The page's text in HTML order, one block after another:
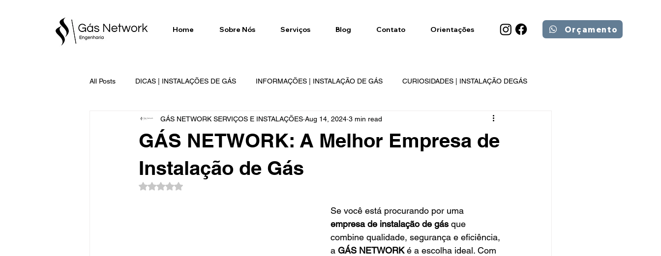
Home Sobre Nós Serviços Blog Contato Orientações Orçamento
All Posts DICAS | INSTALAÇÕES DE GÁS INFORMAÇÕES | INSTALAÇÃO DE GÁS CURIOSIDADES | INSTALAÇÃO DEGÁS
SERVIÇOS EXECUTADOS | GÁS NETWORK GÁS NETWORK REGIÕES DE ATENDIMENTO
GÁS NETWORK: A Melhor Empresa de
Instalação de Gás
GÁS NETWORK SERVIÇOS E INSTALAÇÕES Aug 14, 2024 3 min read
Rated NaN out of 5 stars.
Se você está procurando por uma
empresa de instalação de gás que
combine qualidade, segurança e eficiência,
a GÁS NETWORK é a escolha ideal. Com